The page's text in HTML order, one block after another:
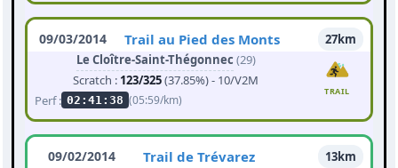
09/03/2014 Trail au Pied des Monts
27km
Le Cloître-Saint-Thégonnec (29)
Scratch : 123/325(37.85%) - 10/V2M
Perf : 02:41:38 (05:59/km)
TRAIL
09/02/2014 Trail de Trévarez
13km